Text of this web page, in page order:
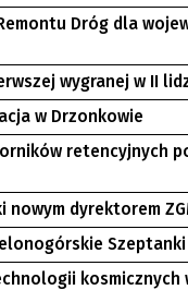
Dróg dla
wygranej w II
w Drzonkowie
retencyjnych
nowym dyrektorem
Szeptanki
kosmicznych